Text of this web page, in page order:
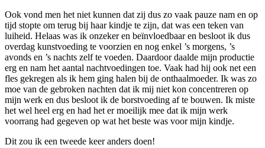
Ook vond men het niet kunnen dat zij dus zo vaak pauze nam en op
tijd stopte om terug bij haar kindje te zijn, dat was een teken van
luiheid. Helaas was ik onzeker en beïnvloedbaar en besloot ik dus
overdag kunstvoeding te voorzien en nog enkel ’s morgens, ’s
avonds en ’s nachts zelf te voeden. Daardoor daalde mijn productie
erg en nam het aantal nachtvoedingen toe. Vaak had hij ook net een
fles gekregen als ik hem ging halen bij de onthaalmoeder. Ik was zo
moe van de gebroken nachten dat ik mij niet kon concentreren op
mijn werk en dus besloot ik de borstvoeding af te bouwen. Ik miste
het wel heel erg en had het er moeilijk mee dat ik mijn werk
voorrang had gegeven op wat het beste was voor mijn kindje.
Dit zou ik een tweede keer anders doen!